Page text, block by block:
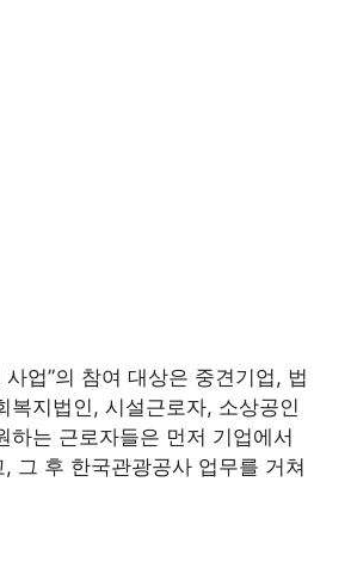
사업”의 참여 대상은 중견기업, 법
복지법인, 시설근로자, 소상공인
하는 근로자들은 먼저 기업에서
그 후 한국관광공사 업무를 거쳐